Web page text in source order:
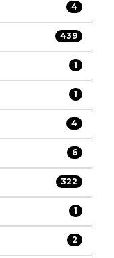
4
439
1
1
4
6
322
1
2